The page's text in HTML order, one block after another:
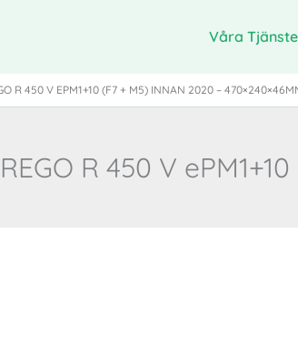
Våra
R 450 V EPM1+10 (F7 + M5) INNAN 2020 –
R 450 V